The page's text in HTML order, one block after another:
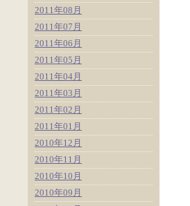
2011年08月
2011年07月
2011年06月
2011年05月
2011年04月
2011年03月
2011年02月
2011年01月
2010年12月
2010年11月
2010年10月
2010年09月